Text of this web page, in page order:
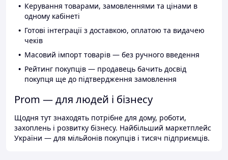
Керування товарами, замовленнями та цінами в
одному кабінеті
Готові інтеграції з доставкою, оплатою та видачею
чеків
Масовий імпорт товарів — без ручного введення
Рейтинг покупців — продавець бачить досвід
покупця ще до підтвердження замовлення
Prom — для людей і бізнесу
Щодня тут знаходять потрібне для дому, роботи,
захоплень і розвитку бізнесу. Найбільший маркетплейс
України — для мільйонів покупців і тисяч підприємців.